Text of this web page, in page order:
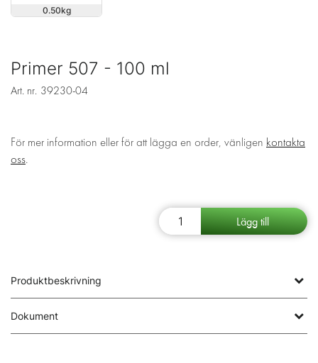
0.50
Primer 507 - 100 ml
Art. nr. 39230-04
För mer information eller för att lägga en order, vänligen kontakta
oss.
Produktbeskrivning
Dokument